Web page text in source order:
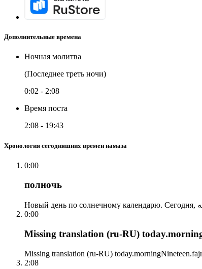
Дополнительные времена
Ночная молитва
(Последнее треть ночи)
0:02 - 2:08
Время поста
2:08 - 19:43
Хронология сегодняшних времен намаза
0:00
полночь
0:00
Missing translation (ru-RU)
Missing translation (ru-RU)
2:08